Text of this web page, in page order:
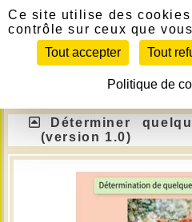
Télécharger
Si le lien ne
webmestre pour
Déterminer
(version 1.0)
Panneau de gestion des
Ce site utilise des
contrôle sur ceux que
Tout accepter
Tout
Politique de